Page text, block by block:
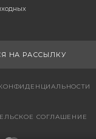
НА РАССЫЛКУ
СОГЛАШЕНИЕ